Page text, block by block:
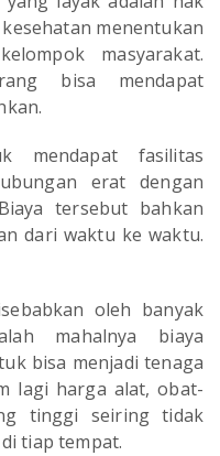
menentukan
masyarakat.
bisa mendapat
mendapat fasilitas
erat dengan
tersebut bahkan
dari waktu ke waktu.
oleh banyak
mahalnya biaya
bisa menjadi tenaga
lagi harga alat, obat-
tinggi seiring tidak
tiap tempat.